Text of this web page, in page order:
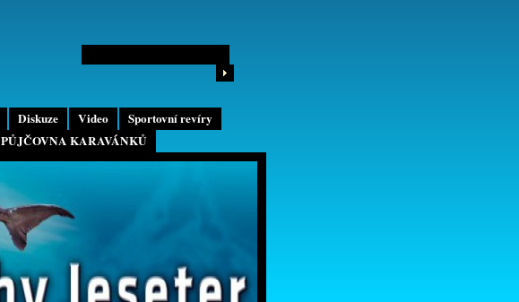
Diskuze Video
Sportovní revíry
PŮJČOVNA KARAVÁNKŮ